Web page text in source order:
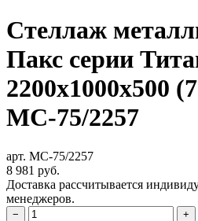
Стеллаж
Пакс серии
2200x1000x500
МС-75/2257
арт. МС-75/2257
8 981 руб.
Доставка рассчитывается
менеджеров.
−
+